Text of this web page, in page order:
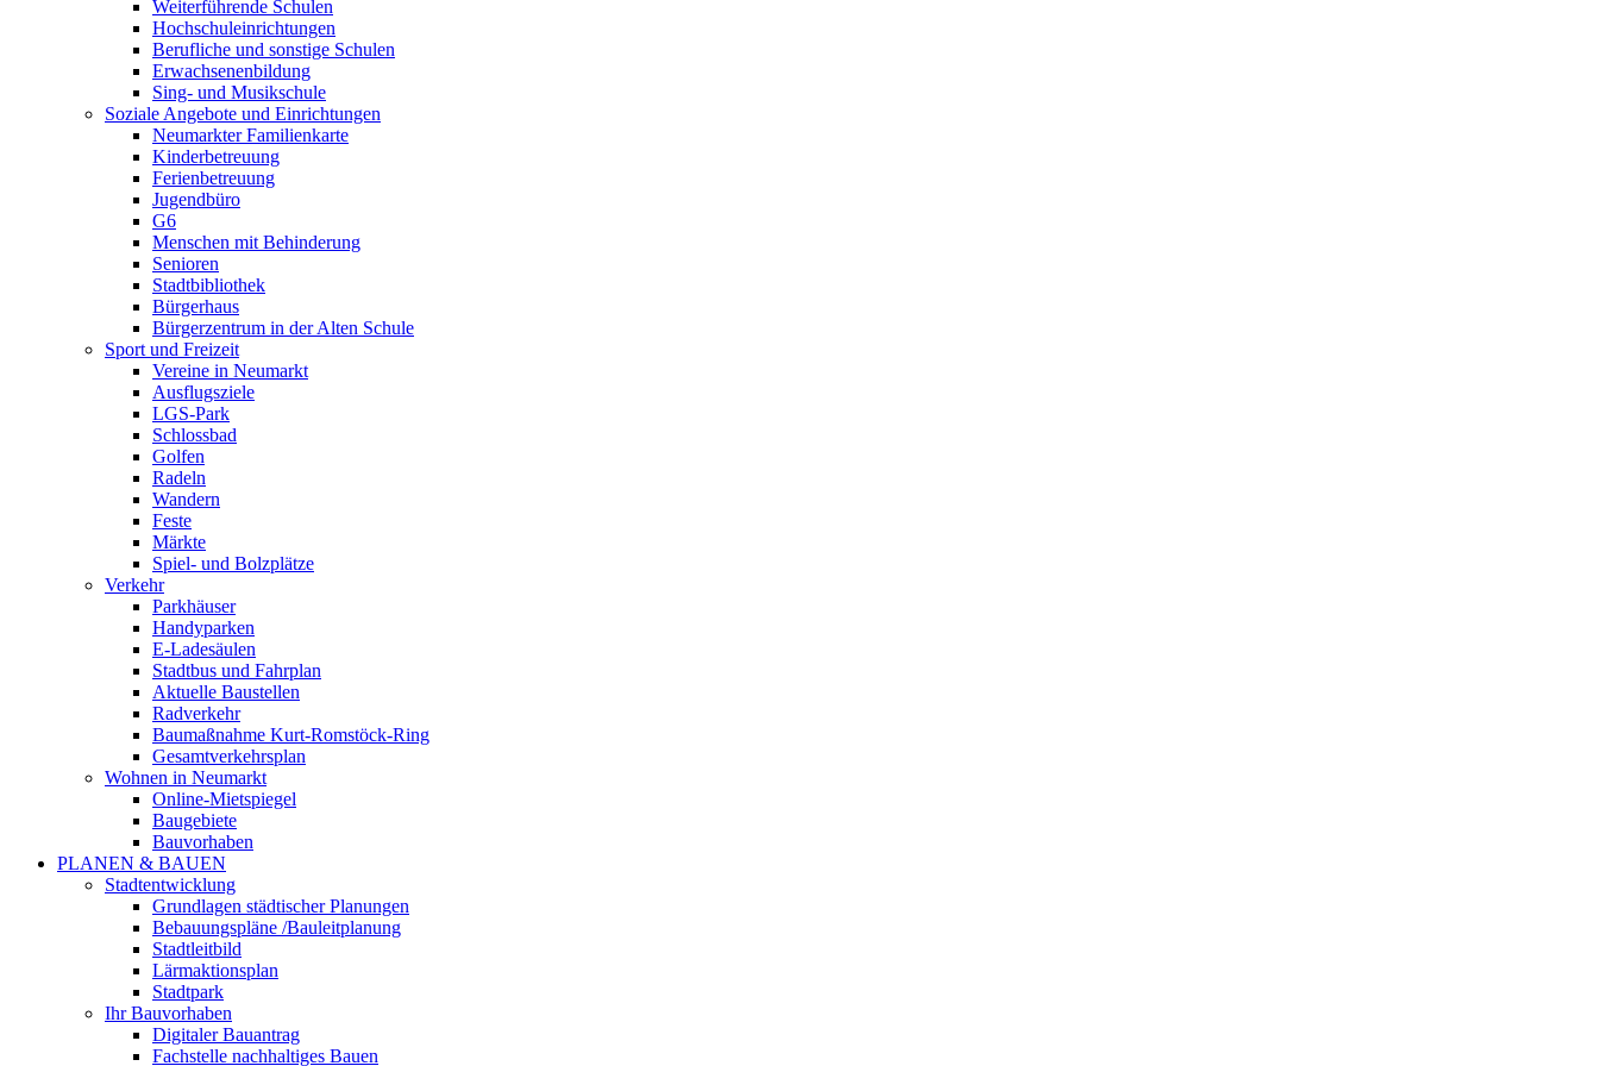
Weiterführende Schulen
Hochschuleinrichtungen
Berufliche und sonstige Schulen
Erwachsenenbildung
Sing- und Musikschule
Soziale Angebote und Einrichtungen
Neumarkter Familienkarte
Kinderbetreuung
Ferienbetreuung
Jugendbüro
G6
Menschen mit Behinderung
Senioren
Stadtbibliothek
Bürgerhaus
Bürgerzentrum in der Alten Schule
Sport und Freizeit
Vereine in Neumarkt
Ausflugsziele
LGS-Park
Schlossbad
Golfen
Radeln
Wandern
Feste
Märkte
Spiel- und Bolzplätze
Verkehr
Parkhäuser
Handyparken
E-Ladesäulen
Stadtbus und Fahrplan
Aktuelle Baustellen
Radverkehr
Baumaßnahme Kurt-Romstöck-Ring
Gesamtverkehrsplan
Wohnen in Neumarkt
Online-Mietspiegel
Baugebiete
Bauvorhaben
PLANEN & BAUEN
Stadtentwicklung
Grundlagen städtischer Planungen
Bebauungspläne /Bauleitplanung
Stadtleitbild
Lärmaktionsplan
Stadtpark
Ihr Bauvorhaben
Digitaler Bauantrag
Fachstelle nachhaltiges Bauen